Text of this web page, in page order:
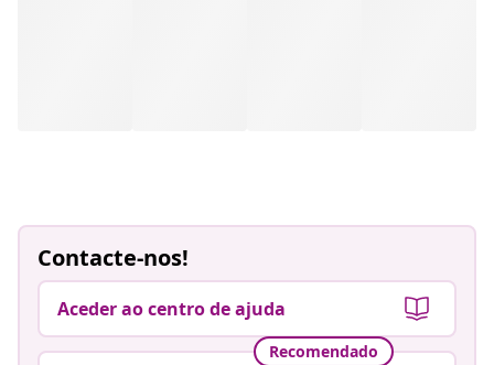
Contacte-nos!
Aceder ao centro de ajuda
Recomendado